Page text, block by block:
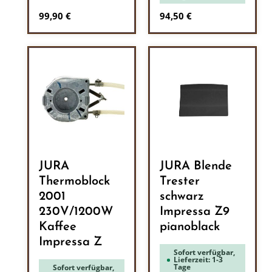
Regulärer Preis:
99,90 € Regulärer Preis:
94,50 €
JURA
Thermoblock
2001
230V/1200W
Kaffee
Impressa Z
Sofort verfügbar,
JURA Blende
Trester
schwarz
Impressa Z9
pianoblack
Sofort verfügbar,
Lieferzeit: 1-3
Tage